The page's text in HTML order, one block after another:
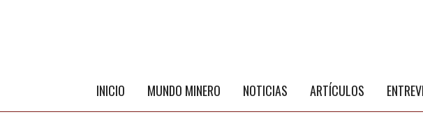
INICIO MUNDO MINERO NOTICIAS ARTÍCULOS